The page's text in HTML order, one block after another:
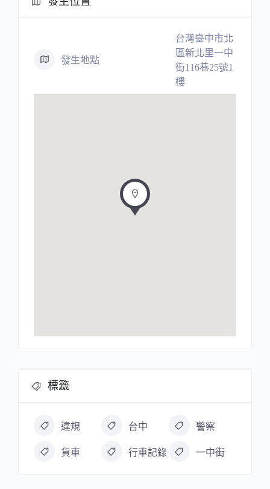
發生地點
台灣臺中市北
區新北里一中
街116巷25號1
樓
標籤
違規 台中 警察
貨車 行車記錄 一中街